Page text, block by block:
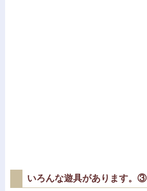
いろんな遊具があります。③